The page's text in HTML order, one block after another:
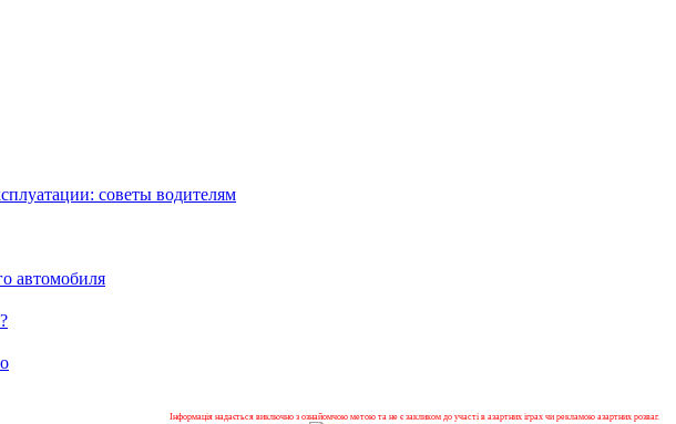
советы водителям
автомобиля
Інформація надається виключно з ознайомчою метою та не є закликом до участі в азартних іграх чи рекламою азартних розваг.